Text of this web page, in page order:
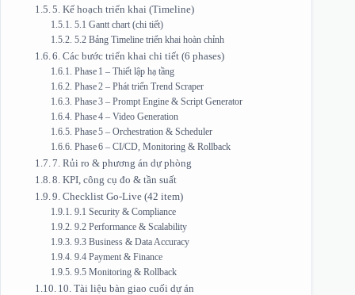
5. Kế hoạch triển khai (Timeline)
5.1 Gantt chart (chi tiết)
5.2 Bảng Timeline triển khai hoàn chỉnh
6. Các bước triển khai chi tiết (6 phases)
Phase 1 – Thiết lập hạ tầng
Phase 2 – Phát triển Trend Scraper
Phase 3 – Prompt Engine & Script Generator
Phase 4 – Video Generation
Phase 5 – Orchestration & Scheduler
Phase 6 – CI/CD, Monitoring & Rollback
7. Rủi ro & phương án dự phòng
8. KPI, công cụ đo & tần suất
9. Checklist Go‑Live (42 item)
9.1 Security & Compliance
9.2 Performance & Scalability
9.3 Business & Data Accuracy
9.4 Payment & Finance
9.5 Monitoring & Rollback
10. Tài liệu bàn giao cuối dự án